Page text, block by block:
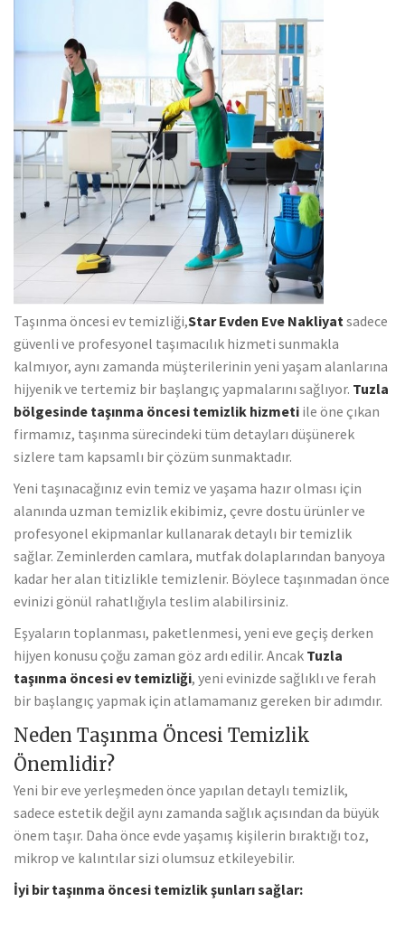
Taşınma öncesi ev temizliği,Star Evden Eve Nakliyatsadece
güvenli ve profesyonel taşımacılık hizmeti sunmakla
kalmıyor, aynı zamanda müşterilerinin yeni yaşam alanlarına
hijyenik ve tertemiz bir başlangıç yapmalarını sağlıyor. Tuzla
bölgesinde taşınma öncesi temizlik hizmeti ile öne çıkan
firmamız, taşınma sürecindeki tüm detayları düşünerek
sizlere tam kapsamlı bir çözüm sunmaktadır.
Yeni taşınacağınız evin temiz ve yaşama hazır olması için
alanında uzman temizlik ekibimiz, çevre dostu ürünler ve
profesyonel ekipmanlar kullanarak detaylı bir temizlik
sağlar. Zeminlerden camlara, mutfak dolaplarından banyoya
kadar her alan titizlikle temizlenir. Böylece taşınmadan önce
evinizi gönül rahatlığıyla teslim alabilirsiniz.
Eşyaların toplanması, paketlenmesi, yeni eve geçiş derken
hijyen konusu çoğu zaman göz ardı edilir. Ancak Tuzla
taşınma öncesi ev temizliği, yeni evinizde sağlıklı ve ferah
bir başlangıç yapmak için atlamamanız gereken bir adımdır.
Neden Taşınma Öncesi Temizlik
Önemlidir?
Yeni bir eve yerleşmeden önce yapılan detaylı temizlik,
sadece estetik değil aynı zamanda sağlık açısından da büyük
önem taşır. Daha önce evde yaşamış kişilerin bıraktığı toz,
mikrop ve kalıntılar sizi olumsuz etkileyebilir.
İyi bir taşınma öncesi temizlik şunları sağlar: